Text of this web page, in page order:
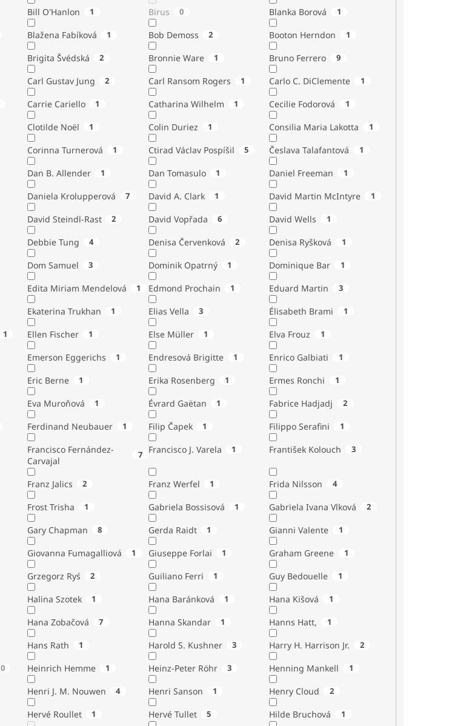
Bill O'Hanlon 1 Birus 0 Blanka Borová 1
Blažena Fabíková 1 Bob Demoss 2 Booton Herndon 1
Brigita Švédská 2 Bronnie Ware 1 Bruno Ferrero 9
Carl Gustav Jung 2 Carl Ransom Rogers 1 Carlo C. DiClemente 1
Carrie Cariello 1 Catharina Wilhelm 1 Cecilie Fodorová 1
Clotilde Noël 1 Colin Duriez 1 Consilia Maria Lakotta 1
Corinna Turnerová 1 Ctirad Václav Pospíšil 5 Česlava Talafantová 1
Dan B. Allender 1 Dan Tomasulo 1 Daniel Freeman 1
Daniela Krolupperová 7 David A. Clark 1 David Martin McIntyre 1
David Steindl-Rast 2 David Vopřada 6 David Wells 1
Debbie Tung 4 Denisa Červenková 2 Denisa Ryšková 1
Dom Samuel 3 Dominik Opatrný 1 Dominique Bar 1
Edita Miriam Mendelová 1 Edmond Prochain 1 Eduard Martin 3
Ekaterina Trukhan 1 Elias Vella 3 Élisabeth Brami 1
1 Ellen Fischer 1 Else Müller 1 Elva Frouz 1
Emerson Eggerichs 1 Endresová Brigitte 1 Enrico Galbiati 1
Eric Berne 1 Erika Rosenberg 1 Ermes Ronchi 1
Eva Muroňová 1 Évrard Gaëtan 1 Fabrice Hadjadj 2
Ferdinand Neubauer 1 Filip Čapek 1 Filippo Serafini 1
Francisco Fernández-
Carvajal
7 Francisco J. Varela 1 František Kolouch 3
Franz Jalics 2 Franz Werfel 1 Frida Nilsson 4
Frost Trisha 1 Gabriela Bossisová 1 Gabriela Ivana Vlková 2
Gary Chapman 8 Gerda Raidt 1 Gianni Valente 1
Giovanna Fumagalliová 1 Giuseppe Forlai 1 Graham Greene 1
Grzegorz Ryś 2 Guiliano Ferri 1 Guy Bedouelle 1
Halina Szotek 1 Hana Baránková 1 Hana Kišová 1
Hana Zobačová 7 Hanna Skandar 1 Hanns Hatt, 1
Hans Rath 1 Harold S. Kushner 3 Harry H. Harrison Jr. 2
0 Heinrich Hemme 1 Heinz-Peter Röhr 3 Henning Mankell 1
Henri J. M. Nouwen 4 Henri Sanson 1 Henry Cloud 2
Hervé Roullet 1 Hervé Tullet 5 Hilde Bruchová 1